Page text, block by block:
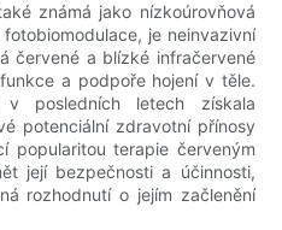
známá jako nízkoúrovňová
je neinvazivní
červené a blízké infračervené
a podpoře hojení v těle.
posledních letech získala
potenciální zdravotní přínosy
popularitou terapie červeným
její bezpečnosti a účinnosti,
rozhodnutí o jejím začlenění